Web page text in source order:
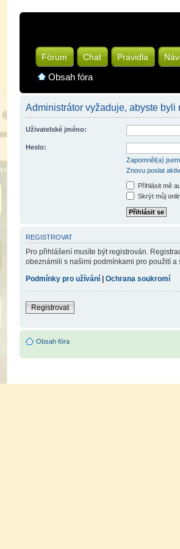
Fórum Chat Pravidla
Obsah fóra
Administrátor vyžaduje, abyste
Uživatelské jméno:
Heslo:
Zapomněl(a)
Znovu poslat
Přihlásit mě
Skrýt můj
REGISTROVAT
Pro přihlášení musíte být registrován.
obeznámili s našimi podmínkami pro použití a
Podmínky pro užívání | Ochrana soukromí
Registrovat
Obsah fóra